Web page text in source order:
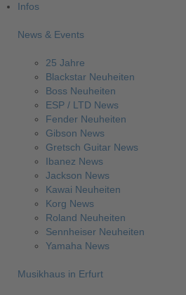
Infos
News & Events
25 Jahre
Blackstar Neuheiten
Boss Neuheiten
ESP / LTD News
Fender Neuheiten
Gibson News
Gretsch Guitar News
Ibanez News
Jackson News
Kawai Neuheiten
Korg News
Roland Neuheiten
Sennheiser Neuheiten
Yamaha News
Musikhaus in Erfurt